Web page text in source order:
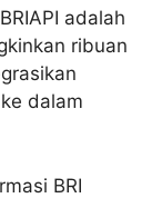
adalah
ribuan
dalam
BRI